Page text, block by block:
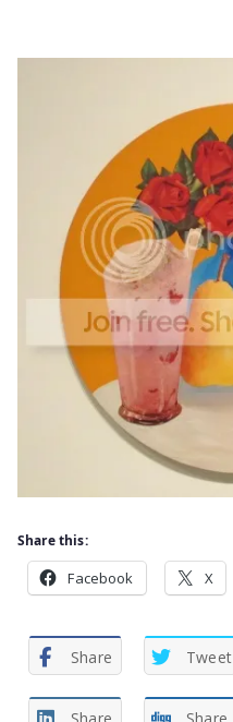
Share this:
Facebook X
Share Tweet